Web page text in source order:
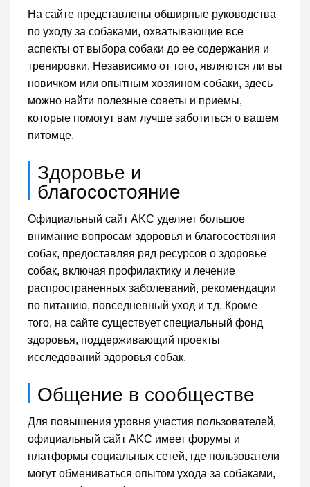
На сайте представлены обширные руководства
по уходу за собаками, охватывающие все
аспекты от выбора собаки до ее содержания и
тренировки. Независимо от того, являются ли вы
новичком или опытным хозяином собаки, здесь
можно найти полезные советы и приемы,
которые помогут вам лучше заботиться о вашем
питомце.
Здоровье и
благосостояние
Официальный сайт AKC уделяет большое
внимание вопросам здоровья и благосостояния
собак, предоставляя ряд ресурсов о здоровье
собак, включая профилактику и лечение
распространенных заболеваний, рекомендации
по питанию, повседневный уход и т.д. Кроме
того, на сайте существует специальный фонд
здоровья, поддерживающий проекты
исследований здоровья собак.
Общение в сообществе
Для повышения уровня участия пользователей,
официальный сайт AKC имеет форумы и
платформы социальных сетей, где пользователи
могут обмениваться опытом ухода за собаками,